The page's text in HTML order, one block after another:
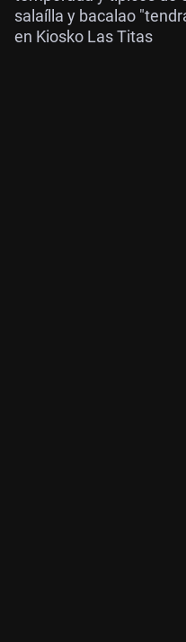
salaílla y bacalao
en Kiosko Las Titas